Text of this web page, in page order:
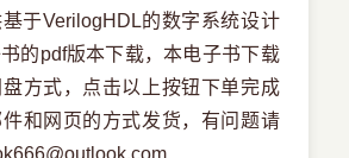
于VerilogHDL的数字系统设计
的pdf版本下载，本电子书下载
方式，点击以上按钮下单完成
和网页的方式发货，有问题请